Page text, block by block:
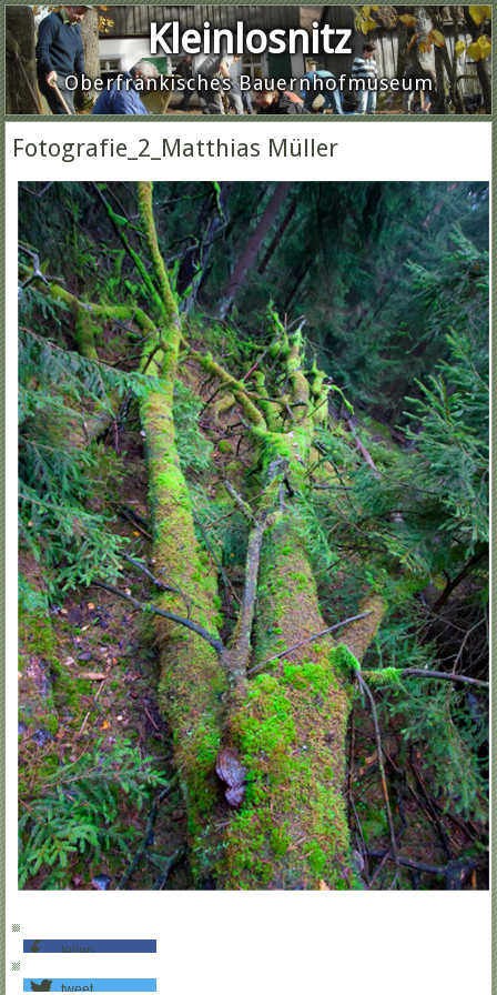
Kleinlosnitz
Oberfränkisches Bauernhofmuseum
Fotografie_2_Matthias Müller
teilen
tweet